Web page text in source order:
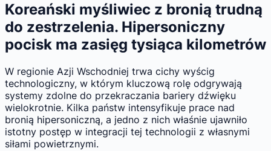
Koreański myśliwiec z bronią trudną
do zestrzelenia. Hipersoniczny
pocisk ma zasięg tysiąca kilometrów
W regionie Azji Wschodniej trwa cichy wyścig
technologiczny, w którym kluczową rolę odgrywają
systemy zdolne do przekraczania bariery dźwięku
wielokrotnie. Kilka państw intensyfikuje prace nad
bronią hipersoniczną, a jedno z nich właśnie ujawniło
istotny postęp w integracji tej technologii z własnymi
siłami powietrznymi.